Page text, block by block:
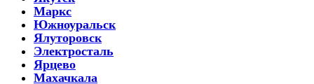
Маркс
Южноуральск
Ялуторовск
Электросталь
Ярцево
Махачкала